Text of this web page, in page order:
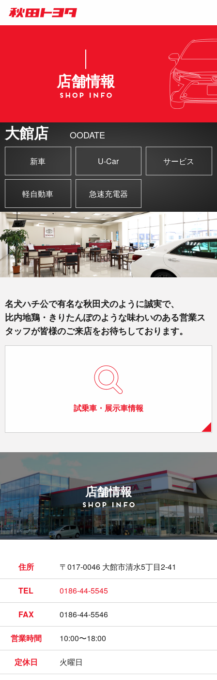
店舗情報
大館店 OODATE
新車 U-Car サービス
軽自動車 急速充電器
名犬ハチ公で有名な秋田犬のように誠実で、
比内地鶏・きりたんぽのような味わいのある営業ス
タッフが皆様のご来店をお待ちしております。
試乗車・展示車情報
店舗情報
住所 〒017-0046 大館市清水5丁目2-41
TEL 0186-44-5545
FAX 0186-44-5546
営業時間 10:00〜18:00
定休日 火曜日